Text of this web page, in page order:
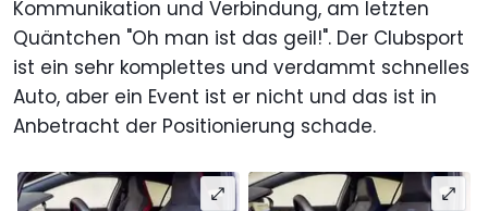
Kommunikation und Verbindung, am letzten
Quäntchen "Oh man ist das geil!". Der Clubsport
ist ein sehr komplettes und verdammt schnelles
Auto, aber ein Event ist er nicht und das ist in
Anbetracht der Positionierung schade.